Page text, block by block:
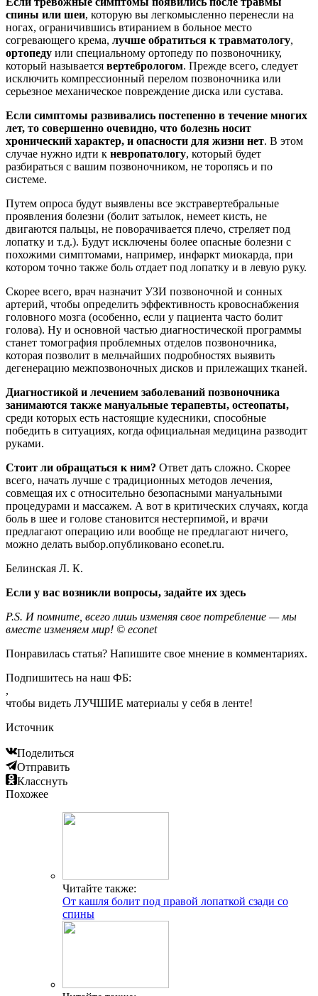
спины или шеи, которую вы легкомысленно перенесли на
ногах, ограничившись втиранием в больное место
согревающего крема, лучше обратиться к травматологу,
ортопеду или специальному ортопеду по позвоночнику,
который называется вертебрологом. Прежде всего, следует
исключить компрессионный перелом позвоночника или
серьезное механическое повреждение диска или сустава.
Если симптомы развивались постепенно в течение многих
лет, то совершенно очевидно, что болезнь носит
хронический характер, и опасности для жизни нет. В этом
случае нужно идти к невропатологу, который будет
разбираться с вашим позвоночником, не торопясь и по
системе.
Путем опроса будут выявлены все экстравертебральные
проявления болезни (болит затылок, немеет кисть, не
двигаются пальцы, не поворачивается плечо, стреляет под
лопатку и т.д.). Будут исключены более опасные болезни с
похожими симптомами, например, инфаркт миокарда, при
котором точно также боль отдает под лопатку и в левую руку.
Скорее всего, врач назначит УЗИ позвоночной и сонных
артерий, чтобы определить эффективность кровоснабжения
головного мозга (особенно, если у пациента часто болит
голова). Ну и основной частью диагностической программы
станет томография проблемных отделов позвоночника,
которая позволит в мельчайших подробностях выявить
дегенерацию межпозвоночных дисков и прилежащих тканей.
Диагностикой и лечением заболеваний позвоночника
занимаются также мануальные терапевты, остеопаты,
среди которых есть настоящие кудесники, способные
победить в ситуациях, когда официальная медицина разводит
руками.
Стоит ли обращаться к ним? Ответ дать сложно. Скорее
всего, начать лучше с традиционных методов лечения,
совмещая их с относительно безопасными мануальными
процедурами и массажем. А вот в критических случаях, когда
боль в шее и голове становится нестерпимой, и врачи
предлагают операцию или вообще не предлагают ничего,
можно делать выбор.опубликовано econet.ru.
Белинская Л. К.
Если у вас возникли вопросы, задайте их здесь
P.S. И помните, всего лишь изменяя свое потребление — мы
вместе изменяем мир! © econet
Понравилась статья? Напишите свое мнение в комментариях.
Подпишитесь на наш ФБ:
,
чтобы видеть ЛУЧШИЕ материалы у себя в ленте!
Источник
Поделиться
Отправить
Класснуть
Похожее
Читайте также:
От кашля болит под правой лопаткой сзади со
спины